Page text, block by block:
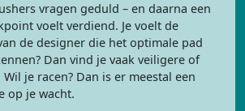
vragen geduld – en daarna een
voelt verdiend. Je voelt de
de designer die het optimale pad
Dan vind je vaak veiligere of
je racen? Dan is er meestal een
op je wacht.